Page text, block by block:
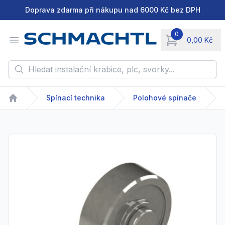
Doprava zdarma při nákupu nad 6000 Kč bez DPH
Open menu
0
0,00 Kč
items in cart,
Hledat instalační krabice, plc, svorky...
Home
Spínací technika Polohové spínače